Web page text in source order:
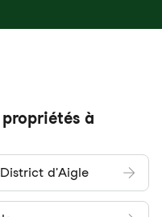
à
d'Aigle